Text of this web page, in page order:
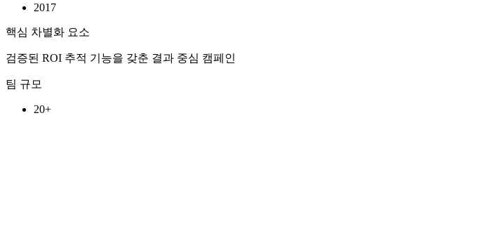
2017
핵심 차별화 요소
검증된 ROI 추적 기능을 갖춘 결과 중심 캠페인
팀 규모
20+